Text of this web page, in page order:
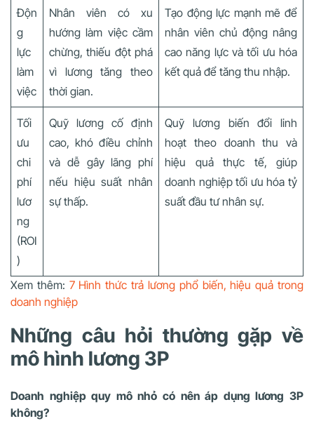
Độn
g
lực
làm
việc
Nhân viên có xu
hướng làm việc cầm
chừng, thiếu đột phá
vì lương tăng theo
thời gian.
Tạo động lực mạnh mẽ để
nhân viên chủ động nâng
cao năng lực và tối ưu hóa
kết quả để tăng thu nhập.
Tối
ưu
chi
phí
lươ
ng
(ROI
)
Quỹ lương cố định
cao, khó điều chỉnh
và dễ gây lãng phí
nếu hiệu suất nhân
sự thấp.
Quỹ lương biến đổi linh
hoạt theo doanh thu và
hiệu quả thực tế, giúp
doanh nghiệp tối ưu hóa tỷ
suất đầu tư nhân sự.
Xem thêm: 7 Hình thức trả lương phổ biến, hiệu quả trong
doanh nghiệp
Những câu hỏi thường gặp về
mô hình lương 3P
Doanh nghiệp quy mô nhỏ có nên áp dụng lương 3P
không?